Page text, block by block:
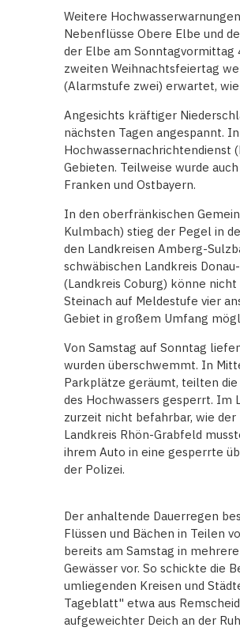
Weitere
Nebenflüsse Obere Elbe und
der Elbe am Sonntagvormittag
zweiten Weihnachtsfeiertag
(Alarmstufe zwei) erwartet,
Angesichts kräftiger
nächsten Tagen angespannt.
Hochwassernachrichtendienst
Gebieten. Teilweise wurde
Franken und Ostbayern.
In den oberfränkischen
Kulmbach) stieg der Pegel in
den Landkreisen Amberg-
schwäbischen Landkreis
(Landkreis Coburg) könne
Steinach auf Meldestufe vier
Gebiet in großem Umfang
Von Samstag auf Sonntag
wurden überschwemmt. In
Parkplätze geräumt, teilten
des Hochwassers gesperrt. Im
zurzeit nicht befahrbar, wie
Landkreis Rhön-Grabfeld
ihrem Auto in eine gesperrte
der Polizei.
Der anhaltende Dauerregen
Flüssen und Bächen in Teilen
bereits am Samstag in
Gewässer vor. So schickte die
umliegenden Kreisen und
Tageblatt" etwa aus
aufgeweichter Deich an der